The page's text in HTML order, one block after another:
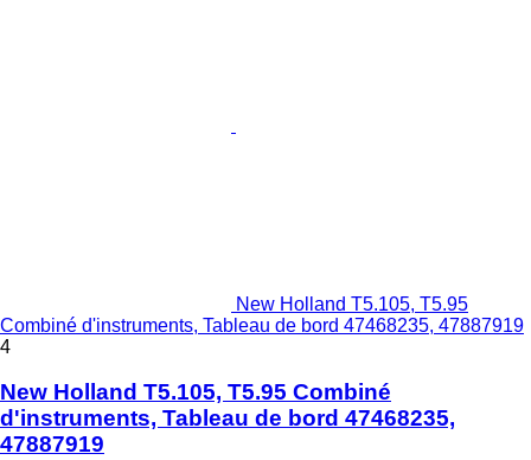
New Holland T5.105, T5.95
Combiné d'instruments, Tableau de bord 47468235, 47887919
4
New Holland T5.105, T5.95 Combiné
d'instruments, Tableau de bord 47468235,
47887919